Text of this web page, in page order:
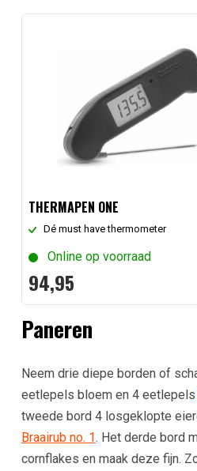
THERMAPEN ONE
Dé must have thermometer
Online op voorraad
94,95
Paneren
Neem drie diepe borden of
eetlepels bloem en 4 eetlepels
tweede bord 4 losgeklopte
Braairub no. 1. Het derde bord
cornflakes en maak deze fijn.